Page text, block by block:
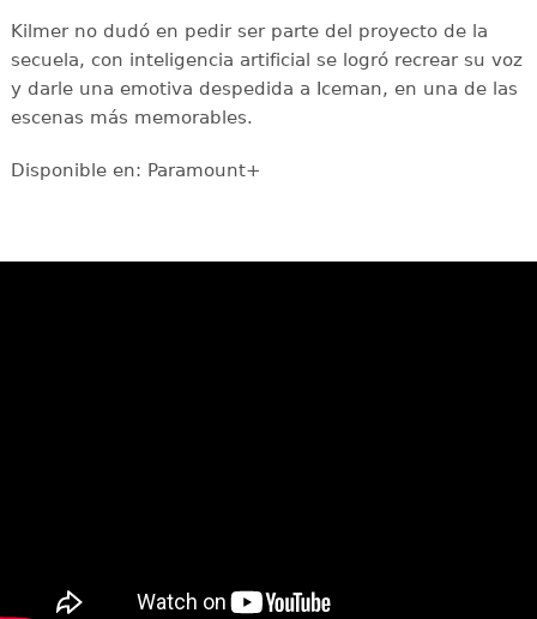
Kilmer no dudó en pedir ser parte del proyecto de la
secuela, con inteligencia artificial se logró recrear su voz
y darle una emotiva despedida a Iceman, en una de las
escenas más memorables.
Disponible en: Paramount+